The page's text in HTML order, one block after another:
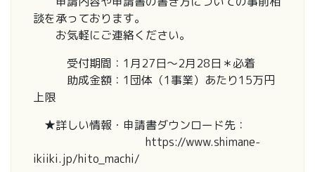
談を承っております。
お気軽にご連絡ください。
受付期間：1月27日～2月28日＊必着
助成金額：1団体（1事業）あたり15万円
上限
★詳しい情報・申請書ダウンロード先：
https://www.shimane-
ikiiki.jp/hito_machi/